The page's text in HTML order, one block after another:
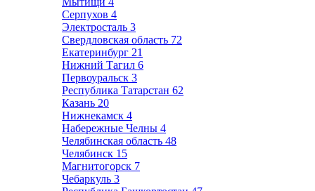
Серпухов 4
Электросталь 3
Свердловская область 72
Екатеринбург 21
Нижний Тагил 6
Первоуральск 3
Республика Татарстан 62
Казань 20
Нижнекамск 4
Набережные Челны 4
Челябинская область 48
Челябинск 15
Магнитогорск 7
Чебаркуль 3